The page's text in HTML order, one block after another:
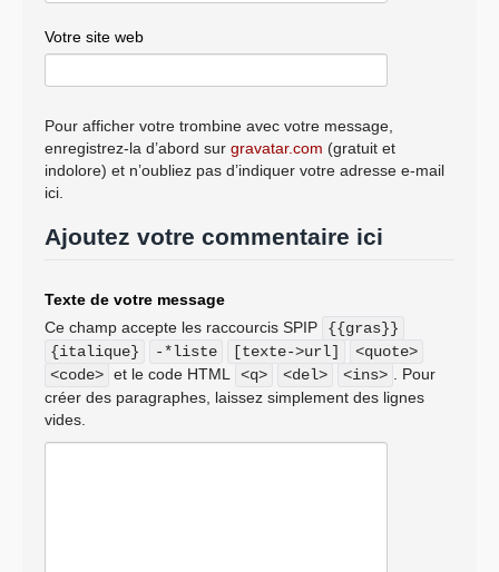
Votre site web
Pour afficher votre trombine avec votre message,
enregistrez-la d’abord sur gravatar.com (gratuit et
indolore) et n’oubliez pas d’indiquer votre adresse e-mail
ici.
Ajoutez votre commentaire ici
Texte de votre message
Ce champ accepte les raccourcis SPIP
{{gras}}
{italique}
-*liste [texte->url]
<quote>
<code> et le code HTML <q> <del> <ins>
. Pour
créer des paragraphes, laissez simplement des lignes
vides.